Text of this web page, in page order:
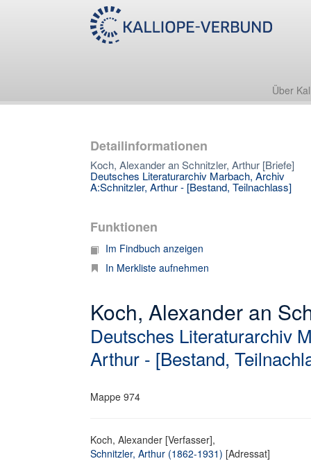
Über
Detailinformationen
Koch, Alexander an Schnitzler, Arthur [Briefe]
Deutsches Literaturarchiv Marbach, Archiv
A:Schnitzler, Arthur - [Bestand, Teilnachlass]
Funktionen
Im Findbuch anzeigen
In Merkliste aufnehmen
Koch, Alexander an
Deutsches Literaturarchiv
Arthur - [Bestand,
Mappe 974
Koch, Alexander [Verfasser],
Schnitzler, Arthur (1862-1931) [Adressat]